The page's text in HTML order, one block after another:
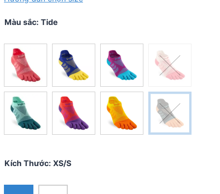
Màu sắc: Tide
Kích Thước: XS/S